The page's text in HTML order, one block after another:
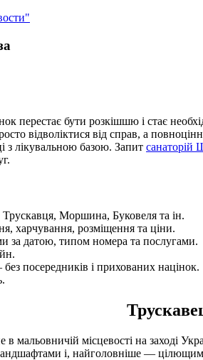
перестає бути розкішшю і стає
відволіктися від справ, а
з лікувальною базою. Запит санаторій
Моршина, Буковеля та ін.
харчування, розміщення та ціни.
за датою, типом номера та послугами.
посередників і прихованих націнок.
мальовничій місцевості на заході
і, найголовніше —